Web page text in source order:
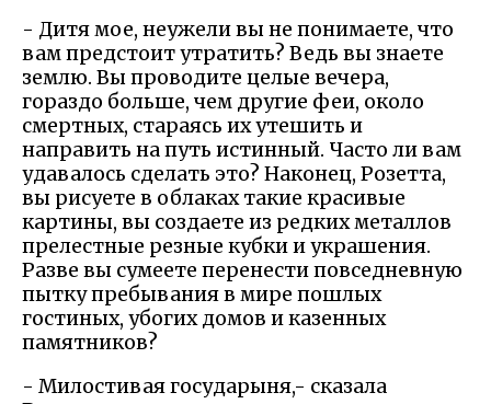
- Дитя мое, неужели вы не понимаете, что
вам предстоит утратить? Ведь вы знаете
землю. Вы проводите целые вечера,
гораздо больше, чем другие феи, около
смертных, стараясь их утешить и
направить на путь истинный. Часто ли вам
удавалось сделать это? Наконец, Розетта,
вы рисуете в облаках такие красивые
картины, вы создаете из редких металлов
прелестные резные кубки и украшения.
Разве вы сумеете перенести повседневную
пытку пребывания в мире пошлых
гостиных, убогих домов и казенных
памятников?
- Милостивая государыня,- сказала